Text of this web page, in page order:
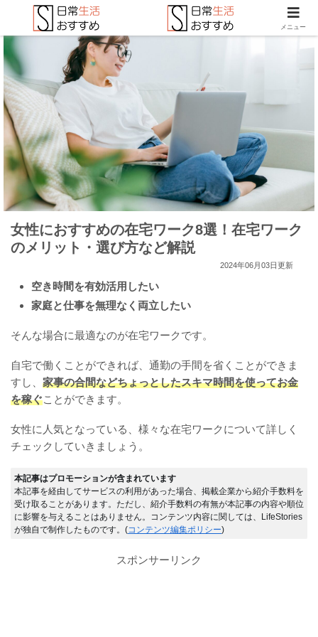
女性におすすめの在宅ワーク8選！在宅ワーク
のメリット・選び方など解説
2024年06月03日更新
空き時間を有効活用したい
家庭と仕事を無理なく両立したい
そんな場合に最適なのが在宅ワークです。
自宅で働くことができれば、通勤の手間を省くことができま
すし、 家事の合間などちょっとしたスキマ時間を使ってお金
を稼ぐことができます。
女性に人気となっている、様々な在宅ワークについて詳しく
チェックしていきましょう。
本記事はプロモーションが含まれています
本記事を経由してサービスの利用があった場合、掲載企業から紹介手数料を
受け取ることがあります。ただし、紹介手数料の有無が本記事の内容や順位
に影響を与えることはありません。コンテンツ内容に関しては、LifeStories
が独自で制作したものです。(コンテンツ編集ポリシー)
スポンサーリンク
メニュー